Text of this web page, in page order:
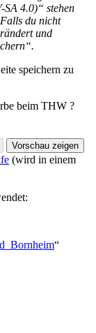
4.0)“ stehen
du nicht
und
speichern zu
beim THW ?
(wird in einem
“